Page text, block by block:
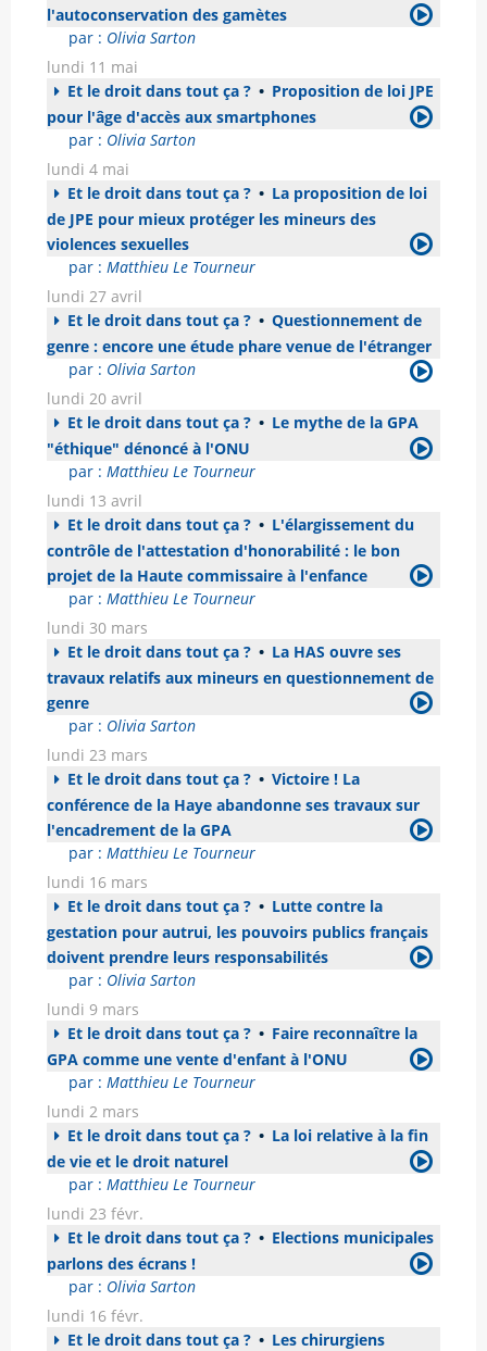
l'autoconservation des gamètes
par : Olivia Sarton
lundi 11 mai
Et le droit dans tout ça ? • Proposition de loi JPE
pour l'âge d'accès aux smartphones
par : Olivia Sarton
lundi 4 mai
Et le droit dans tout ça ? • La proposition de loi
de JPE pour mieux protéger les mineurs des
violences sexuelles
par : Matthieu Le Tourneur
lundi 27 avril
Et le droit dans tout ça ? • Questionnement de
genre : encore une étude phare venue de l'étranger
par : Olivia Sarton
lundi 20 avril
Et le droit dans tout ça ? • Le mythe de la GPA
"éthique" dénoncé à l'ONU
par : Matthieu Le Tourneur
lundi 13 avril
Et le droit dans tout ça ? • L'élargissement du
contrôle de l'attestation d'honorabilité : le bon
projet de la Haute commissaire à l'enfance
par : Matthieu Le Tourneur
lundi 30 mars
Et le droit dans tout ça ? • La HAS ouvre ses
travaux relatifs aux mineurs en questionnement de
genre
par : Olivia Sarton
lundi 23 mars
Et le droit dans tout ça ? • Victoire ! La
conférence de la Haye abandonne ses travaux sur
l'encadrement de la GPA
par : Matthieu Le Tourneur
lundi 16 mars
Et le droit dans tout ça ? • Lutte contre la
gestation pour autrui, les pouvoirs publics français
doivent prendre leurs responsabilités
par : Olivia Sarton
lundi 9 mars
Et le droit dans tout ça ? • Faire reconnaître la
GPA comme une vente d'enfant à l'ONU
par : Matthieu Le Tourneur
lundi 2 mars
Et le droit dans tout ça ? • La loi relative à la fin
de vie et le droit naturel
par : Matthieu Le Tourneur
lundi 23 févr.
Et le droit dans tout ça ? • Elections municipales
parlons des écrans !
par : Olivia Sarton
lundi 16 févr.
Et le droit dans tout ça ? • Les chirurgiens